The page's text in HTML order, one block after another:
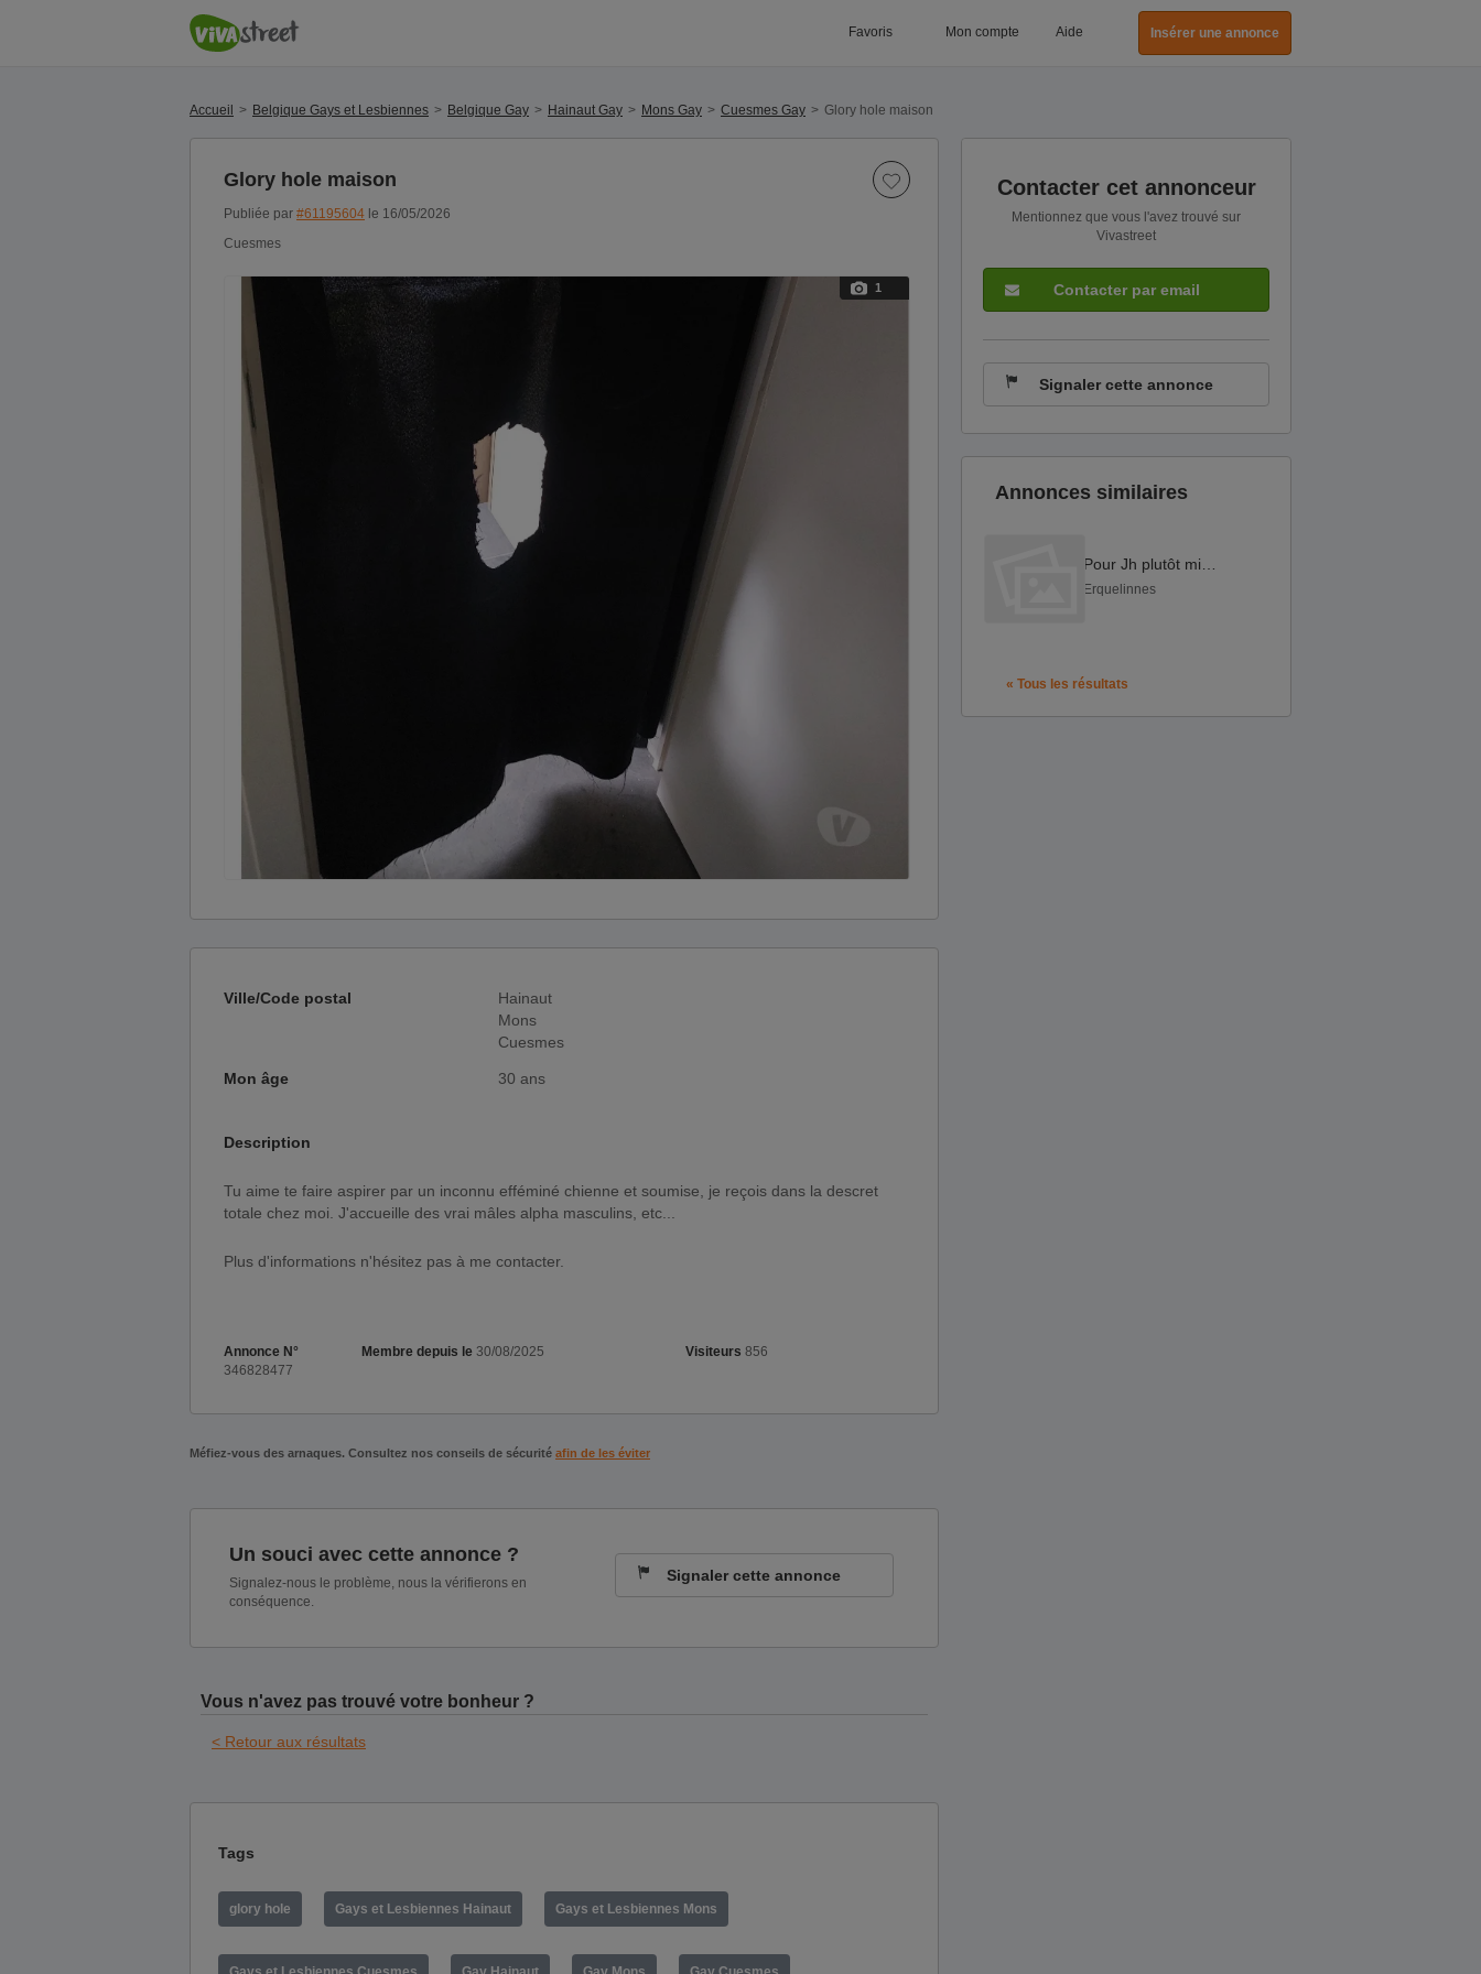
Favoris Mon compte Aide Insérer une annonce
Accueil Belgique Gays et Lesbiennes Belgique Gay Hainaut Gay Mons Gay Cuesmes Gay Glory hole maison
Glory hole maison
Publiée par #61195604 le 16/05/2026
Cuesmes
1
Ville/Code postal
Hainaut
Mons
Cuesmes
Mon âge 30 ans
Description
Tu aime te faire aspirer par un inconnu efféminé chienne et soumise, je reçois dans la descret
totale chez moi. J'accueille des vrai mâles alpha masculins, etc...
Plus d'informations n'hésitez pas à me contacter.
Annonce N°
346828477
Membre depuis le 30/08/2025 Visiteurs 856
Méfiez-vous des arnaques. Consultez nos conseils de sécurité afin de les éviter
Un souci avec cette annonce ?
Signalez-nous le problème, nous la vérifierons en
conséquence.
Signaler cette annonce
Vous n'avez pas trouvé votre bonheur ?
< Retour aux résultats
Contacter cet annonceur
Mentionnez que vous l'avez trouvé sur
Vivastreet
Contacter par email
Signaler cette annonce
Annonces similaires
Erquelinnes
« Tous les résultats
Tags
glory hole Gays et Lesbiennes Hainaut Gays et Lesbiennes Mons